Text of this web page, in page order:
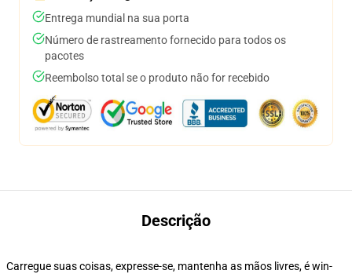
Entrega mundial na sua porta
Número de rastreamento fornecido para todos os
pacotes
Reembolso total se o produto não for recebido
Descrição
Carregue suas coisas, expresse-se, mantenha as mãos livres, é win-